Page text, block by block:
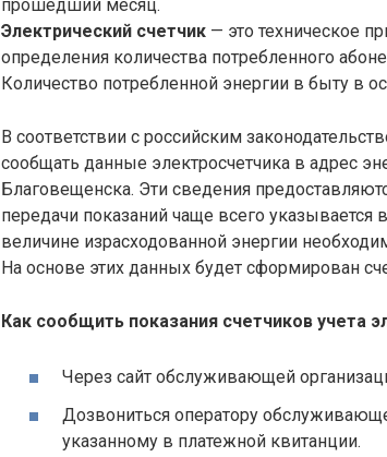
прошедший месяц.
Электрический счетчик — это техническое
определения количества потребленного
Количество потребленной энергии в быту в
В соответствии с российским
сообщать данные электросчетчика в адрес
Благовещенска. Эти сведения
передачи показаний чаще всего
величине израсходованной энергии
На основе этих данных будет сформирован
Как сообщить показания счетчиков учета
Через сайт обслуживающей
Дозвониться оператору
указанному в платежной квитанции.